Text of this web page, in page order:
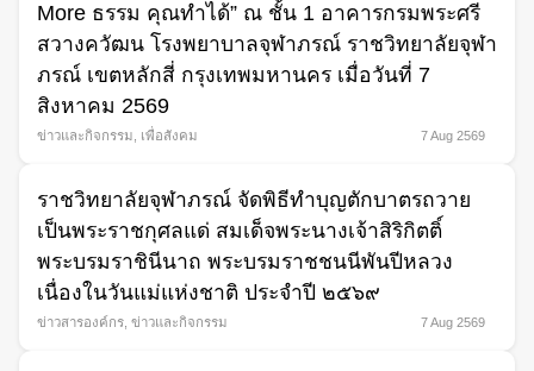
More ธรรม คุณทำได้” ณ ชั้น 1 อาคารกรมพระศรี
สวางควัฒน โรงพยาบาลจุฬาภรณ์ ราชวิทยาลัยจุฬา
ภรณ์ เขตหลักสี่ กรุงเทพมหานคร เมื่อวันที่ 7
สิงหาคม 2569
ข่าวและกิจกรรม เพื่อสังคม 7 Aug 2569
ราชวิทยาลัยจุฬาภรณ์ จัดพิธีทำบุญตักบาตรถวาย
เป็นพระราชกุศลแด่ สมเด็จพระนางเจ้าสิริกิตติ์
พระบรมราชินีนาถ พระบรมราชชนนีพันปีหลวง
เนื่องในวันแม่แห่งชาติ ประจำปี ๒๕๖๙
ข่าวสารองค์กร ข่าวและกิจกรรม 7 Aug 2569